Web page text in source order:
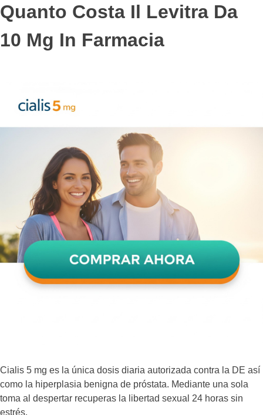
Quanto Costa Il Levitra Da
10 Mg In Farmacia
Cialis 5 mg es la única dosis diaria autorizada contra la DE así
como la hiperplasia benigna de próstata. Mediante una sola
toma al despertar recuperas la libertad sexual 24 horas sin
estrés.